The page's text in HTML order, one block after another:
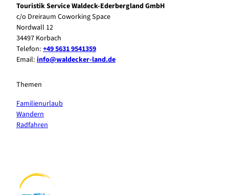
Touristik Service Waldeck-Ederbergland GmbH
c/o Dreiraum Coworking Space
Nordwall 12
34497 Korbach
Telefon: +49 5631 9541359
Email: info@waldecker-land.de
Themen
Familienurlaub
Wandern
Radfahren
b
n
t t
u